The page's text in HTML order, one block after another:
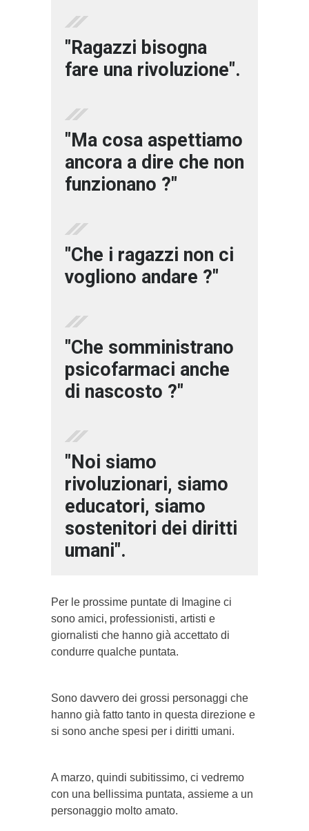
"Ragazzi bisogna
fare una rivoluzione".
"Ma cosa aspettiamo
ancora a dire che non
funzionano ?"
"Che i ragazzi non ci
vogliono andare ?"
"Che somministrano
psicofarmaci anche
di nascosto ?"
"Noi siamo
rivoluzionari, siamo
educatori, siamo
sostenitori dei diritti
umani".
Per le prossime puntate di Imagine ci
sono amici, professionisti, artisti e
giornalisti che hanno già accettato di
condurre qualche puntata.
Sono davvero dei grossi personaggi che
hanno già fatto tanto in questa direzione e
si sono anche spesi per i diritti umani.
A marzo, quindi subitissimo, ci vedremo
con una bellissima puntata, assieme a un
personaggio molto amato.